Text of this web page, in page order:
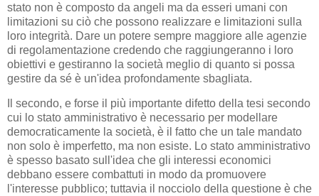
stato non è composto da angeli ma da esseri umani con
limitazioni su ciò che possono realizzare e limitazioni sulla
loro integrità. Dare un potere sempre maggiore alle agenzie
di regolamentazione credendo che raggiungeranno i loro
obiettivi e gestiranno la società meglio di quanto si possa
gestire da sé è un'idea profondamente sbagliata.
Il secondo, e forse il più importante difetto della tesi secondo
cui lo stato amministrativo è necessario per modellare
democraticamente la società, è il fatto che un tale mandato
non solo è imperfetto, ma non esiste. Lo stato amministrativo
è spesso basato sull'idea che gli interessi economici
debbano essere combattuti in modo da promuovere
l'interesse pubblico; tuttavia il nocciolo della questione è che